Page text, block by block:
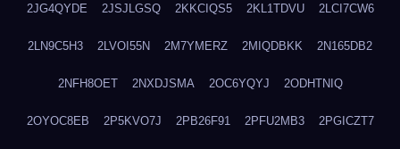
2JG4QYDE 2JSJLGSQ 2KKCIQS5 2KL1TDVU 2LCI7CW6
2LN9C5H3 2LVOI55N 2M7YMERZ 2MIQDBKK 2N165DB2
2NFH8OET 2NXDJSMA 2OC6YQYJ 2ODHTNIQ
2OYOC8EB 2P5KVO7J 2PB26F91 2PFU2MB3 2PGICZT7